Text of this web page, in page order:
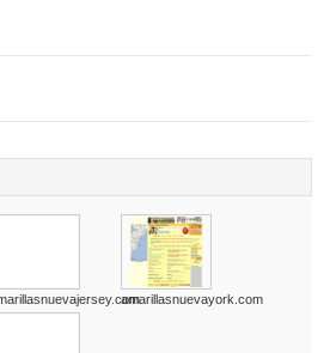
amarillasnuevayork.com